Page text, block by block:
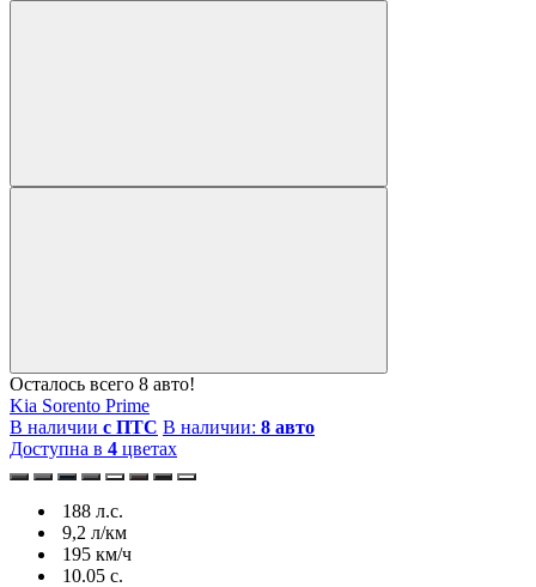
Осталось всего 8 авто!
Kia Sorento Prime
В наличии с ПТС В наличии: 8 авто
Доступна в 4 цветах
188 л.с.
9,2 л/км
195 км/ч
10.05 c.